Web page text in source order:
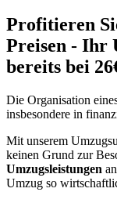
Profitieren
Preisen - Ihr
bereits bei
Die Organisation
insbesondere in
Mit unserem
keinen Grund zur
Umzugsleistungen
Umzug so